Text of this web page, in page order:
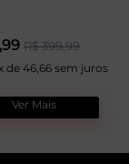
R$ 399,99
de 46,66 sem juros
Ver Mais